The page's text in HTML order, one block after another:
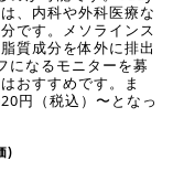
、内科や外科医療な
です。メソラインス
質成分を体外に排出
になるモニターを募
おすすめです。ま
円（税込）〜となっ
)